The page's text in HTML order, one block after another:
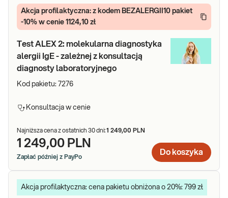
Akcja profilaktyczna: z kodem BEZALERGII10 pakiet
-10% w cenie 1124,10 zł
Test ALEX 2: molekularna diagnostyka
alergii IgE - zależnej z konsultacją
diagnosty laboratoryjnego
Kod pakietu: 7276
Konsultacja w cenie
Najniższa cena z ostatnich 30 dni:1 249,00 PLN
1 249,00 PLN
Zapłać później z PayPo
Do koszyka
Akcja profilaktyczna: cena pakietu obniżona o 20%: 799 zł